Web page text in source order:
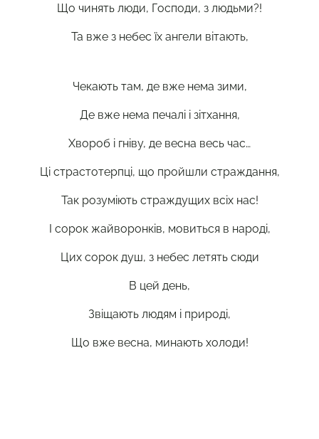
Що чинять люди, Господи, з людьми?!
Та вже з небес їх ангели вітають,
Чекають там, де вже нема зими,
Де вже нема печалі і зітхання,
Хвороб і гніву, де весна весь час…
Ці страстотерпці, що пройшли страждання,
Так розуміють страждущих всіх нас!
І сорок жайворонків, мовиться в народі,
Цих сорок душ, з небес летять сюди
В цей день,
Звіщають людям і природі,
Що вже весна, минають холоди!